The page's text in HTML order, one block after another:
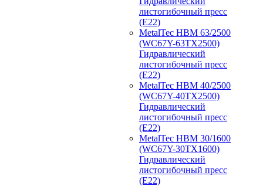
листогибочный пресс
(E22)
MetalTec HBM 63/2500
(WC67Y-63TX2500)
Гидравлический
листогибочный пресс
(E22)
MetalTec HBM 40/2500
(WC67Y-40TX2500)
Гидравлический
листогибочный пресс
(E22)
MetalTec HBM 30/1600
(WC67Y-30TX1600)
Гидравлический
листогибочный пресс
(E22)